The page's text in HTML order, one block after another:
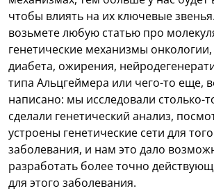
чтобы влиять на их ключевые
возьмете любую статью про
генетические механизмы онкологии,
диабета, ожирения,
типа Альцгеймера или чего-то еще,
написано: мы исследовали столько-
сделали генетический анализ,
устроены генетические сети для
заболевания, и нам это дало
разработать более точно
для этого заболевания.